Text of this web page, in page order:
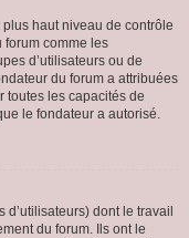
haut niveau de contrôle
forum comme les
d’utilisateurs ou de
du forum a attribuées
toutes les capacités de
le fondateur a autorisé.
dont le travail
du forum. Ils ont le